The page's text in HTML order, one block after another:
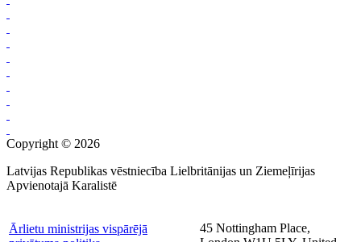
Copyright © 2026
Latvijas Republikas vēstniecība Lielbritānijas un Ziemeļīrijas
Apvienotajā Karalistē
Ārlietu ministrijas vispārējā
45 Nottingham Place,